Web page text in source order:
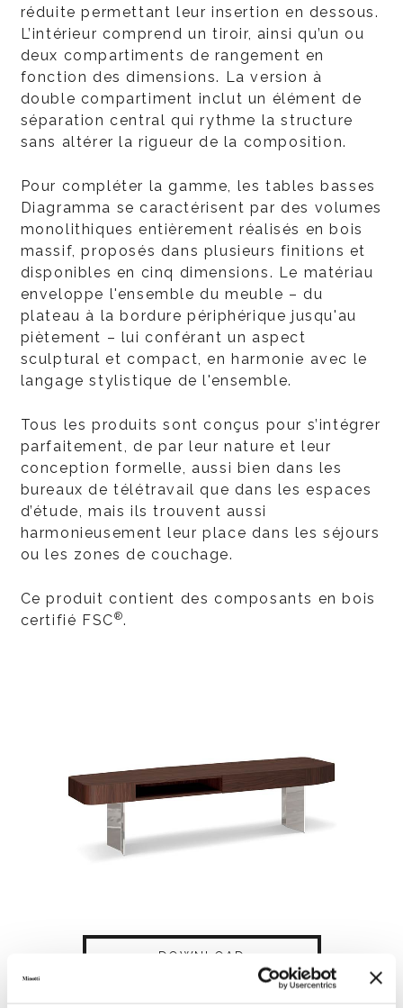
réduite permettant leur insertion en dessous.
L’intérieur comprend un tiroir, ainsi qu’un ou
deux compartiments de rangement en
fonction des dimensions. La version à
double compartiment inclut un élément de
séparation central qui rythme la structure
sans altérer la rigueur de la composition.
Pour compléter la gamme, les tables basses
Diagramma se caractérisent par des volumes
monolithiques entièrement réalisés en bois
massif, proposés dans plusieurs finitions et
disponibles en cinq dimensions. Le matériau
enveloppe l'ensemble du meuble – du
plateau à la bordure périphérique jusqu'au
piètement – lui conférant un aspect
sculptural et compact, en harmonie avec le
langage stylistique de l'ensemble.
Tous les produits sont conçus pour s’intégrer
parfaitement, de par leur nature et leur
conception formelle, aussi bien dans les
bureaux de télétravail que dans les espaces
d’étude, mais ils trouvent aussi
harmonieusement leur place dans les séjours
ou les zones de couchage.
Ce produit contient des composants en bois
certifié FSC®.
DOWNLOAD